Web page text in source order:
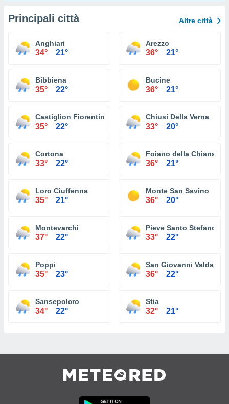
Principali città Altre città
Anghiari
34° 21°
Arezzo
36° 21°
Bibbiena
35° 22°
Bucine
36° 21°
Castiglion Fiorentino
35° 22°
Chiusi Della Verna
33° 20°
Cortona
33° 22°
Foiano della Chiana
36° 21°
Loro Ciuffenna
35° 21°
Monte San Savino
36° 20°
Montevarchi
37° 22°
Pieve Santo Stefano
33° 22°
Poppi
35° 23°
San Giovanni Valdarno
36° 22°
Sansepolcro
34° 22°
Stia
32° 21°